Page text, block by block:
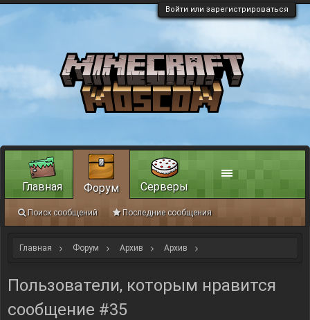
Войти или зарегистрироваться
Главная Форум Архив Архив
Пользователи, которым нравится
сообщение #35
Главная Форум
Поиск сообщений Последние сообщения
Серверы